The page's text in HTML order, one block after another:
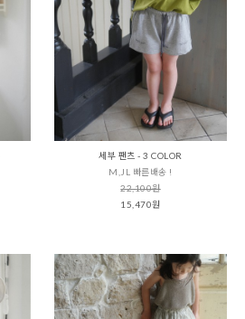
세부 팬츠 - 3 COLOR
M,JL 빠른배송 !
22,100원
15,470원